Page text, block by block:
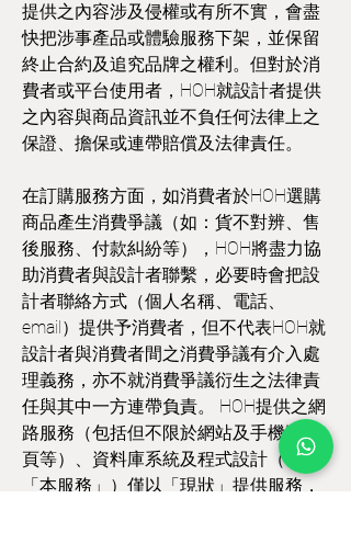
提供之內容涉及侵權或有所不實，會盡
快把涉事產品或體驗服務下架，並保留
終止合約及追究品牌之權利。但對於消
費者或平台使用者，HOH就設計者提供
之內容與商品資訊並不負任何法律上之
保證、擔保或連帶賠償及法律責任。
在訂購服務方面，如消費者於HOH選購
商品產生消費爭議（如：貨不對辨、售
後服務、付款糾紛等），HOH將盡力協
助消費者與設計者聯繫，必要時會把設
計者聯絡方式（個人名稱、電話、
email）提供予消費者，但不代表HOH就
設計者與消費者間之消費爭議有介入處
理義務，亦不就消費爭議衍生之法律責
任與其中一方連帶負責。 HOH提供之網
路服務（包括但不限於網站及手機版網
頁等）、資料庫系統及程式設計（下稱
「本服務」）僅以「現狀」提供服務，